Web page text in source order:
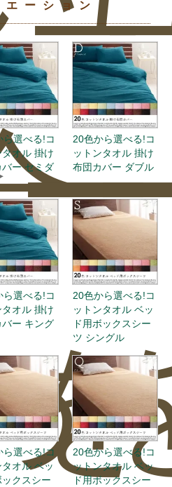
ー
を
エーション
ら選べる!コ
オル 掛け
バー セミダ
20色から選べる!コ
ットンタオル 掛け
布団カバー ダブル
ら選べる!コ
タオル 掛け
バー キング
20色から選べる!コ
ットンタオル ベッ
ド用ボックスシー
ツ シングル
ら選べる!コ
タオル ベッ
ックスシー
20色から選べる!コ
ットンタオル ベッ
ド用ボックスシー